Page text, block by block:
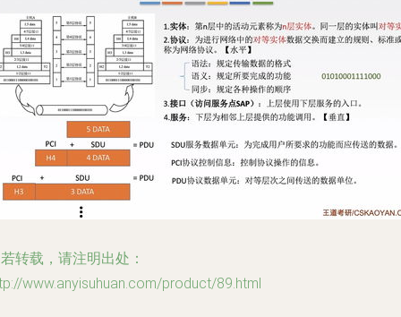
转载，请注明出处：
www.anyisuhuan.com/product/89.html